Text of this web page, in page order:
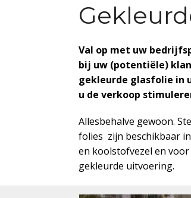
Val op met uw
bij uw (potentiële)
gekleurde glasfolie in
u de verkoop
Allesbehalve gewoon.
folies zijn beschikbaar
en koolstofvezel en
gekleurde uitvoering.